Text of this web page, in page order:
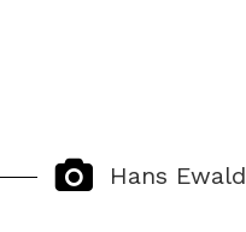
Hans Ewald